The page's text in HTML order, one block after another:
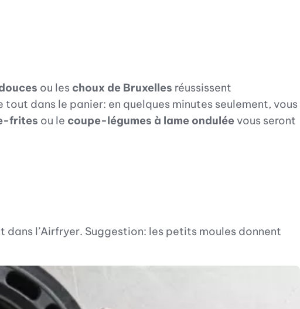
ou les choux de Bruxelles réussissent
dans le panier: en quelques minutes seulement, vous
frites ou le coupe-légumes à lame onduléevous seront
l’Airfryer. Suggestion: les petits moules donnent